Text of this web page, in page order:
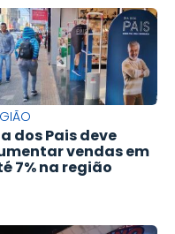
dos Pais deve
vendas em
7% na região